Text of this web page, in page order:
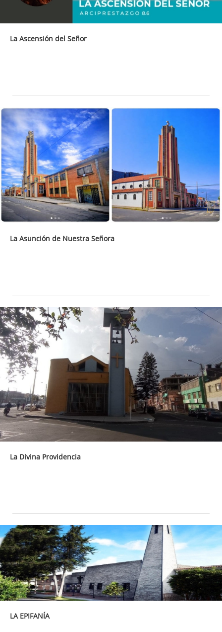
La Ascensión del Señor
La Asunción de Nuestra Señora
La Divina Providencia
LA EPIFANÍA